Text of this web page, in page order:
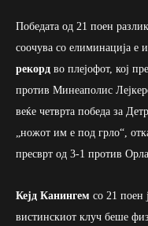
Победата од 21 поен
соочува со елиминација е
рекорд во плејофот, кој
против Минеаполис
веќе четврта победа за
„ножот им е под грло“,
пресврт од 3-1 против
Кејд Канингем со 21 поен
вистинскиот клуч беше